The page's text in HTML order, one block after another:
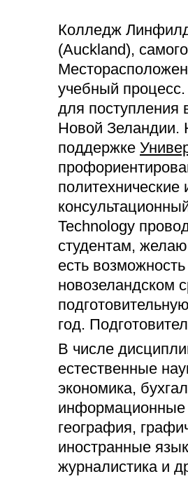
Колледж
(Auckland),
учебный
для поступления
Новой Зеландии.
поддержке
Technology
студентам,
есть
новозеландском
год.
В числе
естественные
экономика,
информационные
география,
иностранные
журналистика и